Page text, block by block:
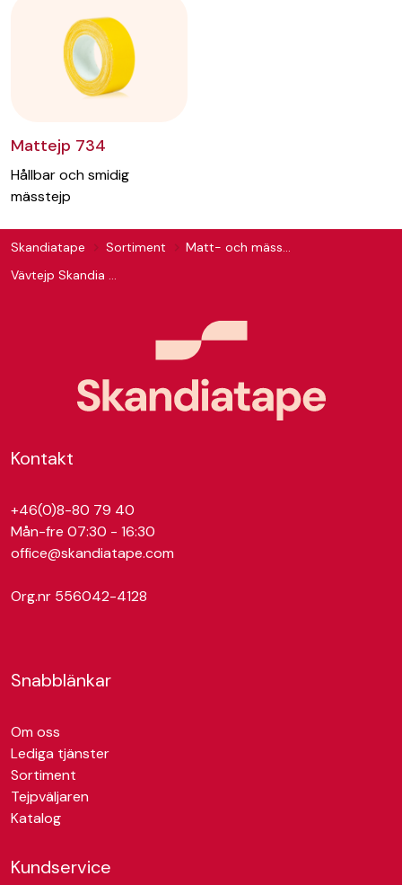
Mattejp 734
Hållbar och smidig
mässtejp
Skandiatape Sortiment
Matt- och mässtejp
Vävtejp Skandia 730
Kontakt
+46(0)8-80 79 40
Mån-fre 07:30 - 16:30
office@skandiatape.com
Org.nr 556042-4128
Snabblänkar
Om oss
Lediga tjänster
Sortiment
Tejpväljaren
Katalog
Kundservice